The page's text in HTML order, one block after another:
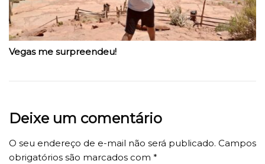
Vegas me surpreendeu!
Deixe um comentário
O seu endereço de e-mail não será publicado. Campos
obrigatórios são marcados com *